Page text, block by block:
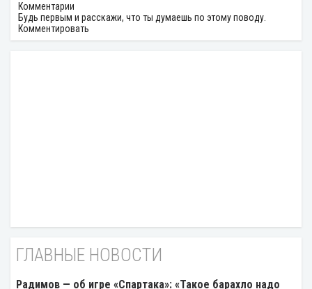
Комментарии
Будь первым и расскажи, что ты думаешь по этому поводу.
Комментировать
ГЛАВНЫЕ НОВОСТИ
Радимов — об игре «Спартака»: «Такое барахло надо